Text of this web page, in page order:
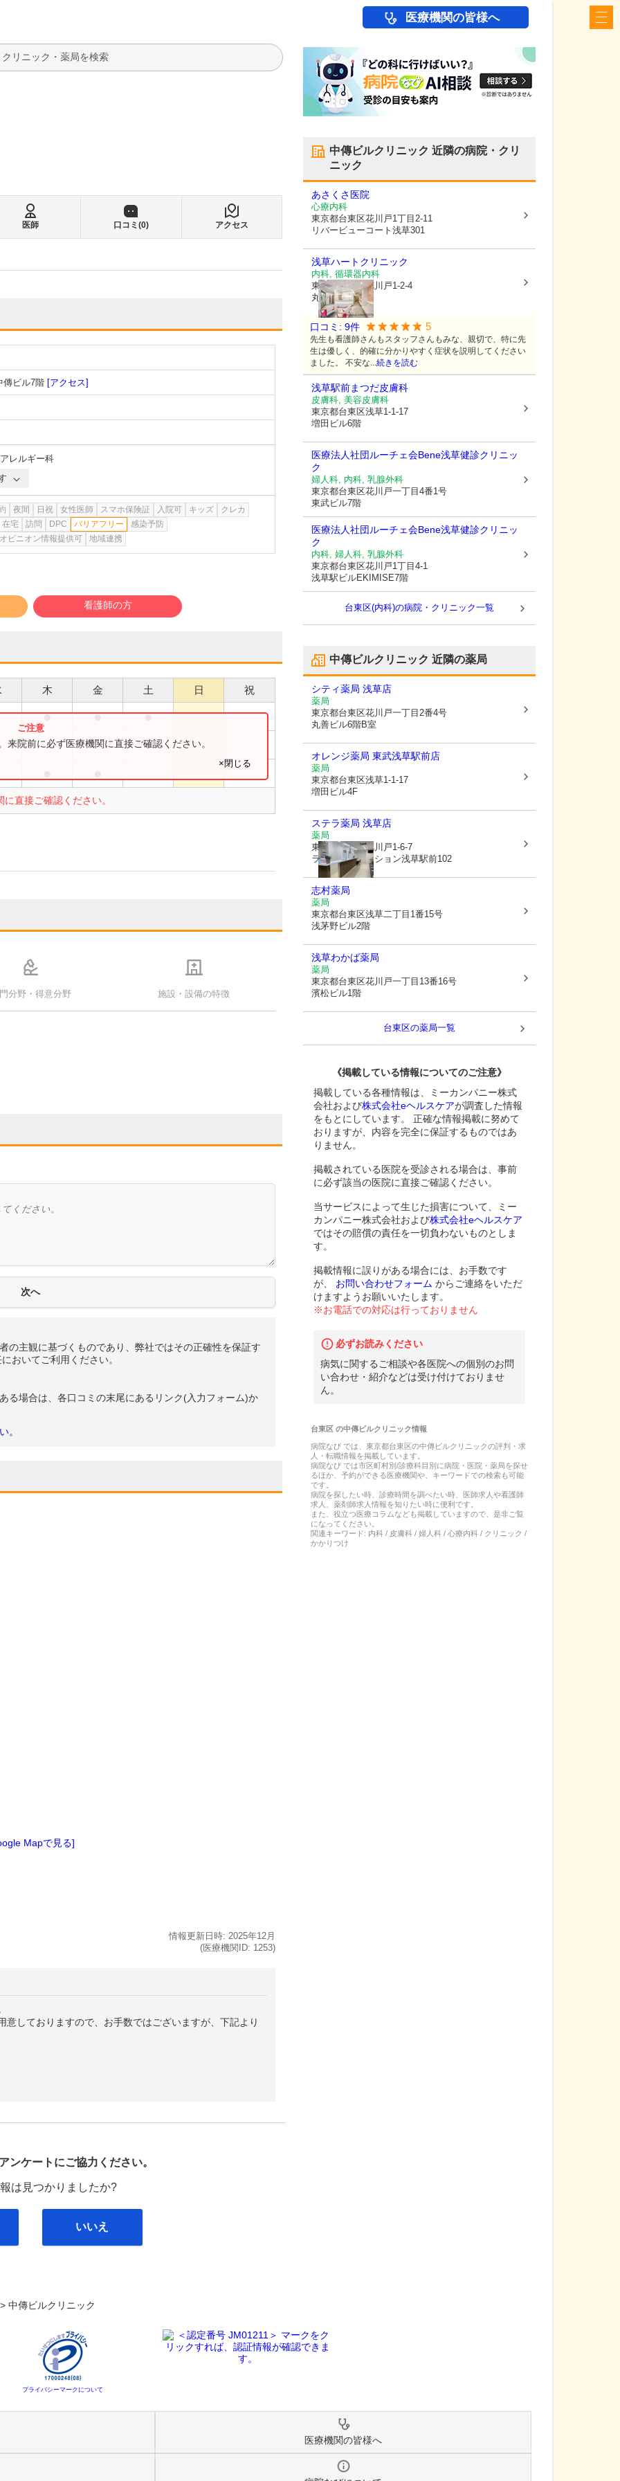
医療機関の皆様へ
検索
医師 口コミ(0) アクセス
傳ビル7階 [アクセス]
アレルギー科
夜間 日祝 女性医師 スマホ保険証 入院可 キッズ
クレカ
在宅 訪問 DPC バリアフリー
感染予防
ピニオン情報提供可 地域連携
看護師の方
木 金 土 日 祝
● ● ●
●
直接ご確認ください。
院前に必ず医療機関に直接ご確認ください。
×閉じる
分野・得意分野 施設・設備の特徴
の主観に基づくものであり、弊社ではその正確性を保証す
おいてご利用ください。
る場合は、各口コミの末尾にあるリンク(入力フォーム)か
。
Mapで見る]
情報更新日時: 2025年12月
(医療機関ID: 1253)
しておりますので、お手数ではございますが、下記より
ンケートにご協力ください。
は見つかりましたか?
いいえ
中傳ビルクリニック 近隣の病院・クリ
ニック
あさくさ医院
心療内科
東京都台東区花川戸1丁目2-11
リバービューコート浅草301
浅草ハートクリニック
内科, 循環器内科
東京都台東区花川戸1-2-4
丸善ビル8F
口コミ: 9件 5
先生も看護師さんもスタッフさんもみな、親切で、特に先
生は優しく、的確に分かりやすく症状を説明してください
ました。 不安な...続きを読む
浅草駅前まつだ皮膚科
皮膚科, 美容皮膚科
東京都台東区浅草1-1-17
増田ビル6階
医療法人社団ルーチェ会Bene浅草健診クリニッ
ク
婦人科, 内科, 乳腺外科
東京都台東区花川戸一丁目4番1号
東武ビル7階
医療法人社団ルーチェ会Bene浅草健診クリニッ
ク
内科, 婦人科, 乳腺外科
東京都台東区花川戸1丁目4-1
浅草駅ビルEKIMISE7階
台東区(内科)の病院・クリニック一覧
中傳ビルクリニック 近隣の薬局
シティ薬局 浅草店
薬局
東京都台東区花川戸一丁目2番4号
丸善ビル6階B室
オレンジ薬局 東武浅草駅前店
薬局
東京都台東区浅草1-1-17
増田ビル4F
ステラ薬局 浅草店
薬局
東京都台東区花川戸1-6-7
ライオンズマンション浅草駅前102
志村薬局
薬局
東京都台東区浅草二丁目1番15号
浅茅野ビル2階
浅草わかば薬局
薬局
東京都台東区花川戸一丁目13番16号
濱松ビル1階
台東区の薬局一覧
《掲載している情報についてのご注意》
掲載している各種情報は、ミーカンパニー株式
会社および株式会社eヘルスケアが調査した情報
をもとにしています。 正確な情報掲載に努めて
おりますが、内容を完全に保証するものではあ
りません。
掲載されている医院を受診される場合は、事前
に必ず該当の医院に直接ご確認ください。
当サービスによって生じた損害について、ミー
カンパニー株式会社および株式会社eヘルスケア
ではその賠償の責任を一切負わないものとしま
す。
掲載情報に誤りがある場合には、お手数です
が、
お問い合わせフォーム からご連絡をいただ
けますようお願いいたします。
※お電話での対応は行っておりません
必ずお読みください
病気に関するご相談や各医院への個別のお問
い合わせ・紹介などは受け付けておりませ
ん。
台東区の中傳ビルクリニック情報
病院なび では、 東京都台東区の中傳ビルクリニックの評判・求
人・転職情報を掲載しています。
病院なび では市区町村別/診療科目別に病院・医院・薬局を探せ
るほか、予約ができる医療機関や、キーワードでの検索も可能
です。
病院を探したい時、診療時間を調べたい時、医師求人や看護師
求人、薬剤師求人情報を知りたい時に便利です。
また、役立つ医療コラムなども掲載していますので、是非ご覧
になってください。
関連キーワード: 内科 / 皮膚科 / 婦人科 / 心療内科 / クリニック /
かかりつけ
> 中傳ビルクリニック
プライバシーマークについて
医療機関の皆様へ